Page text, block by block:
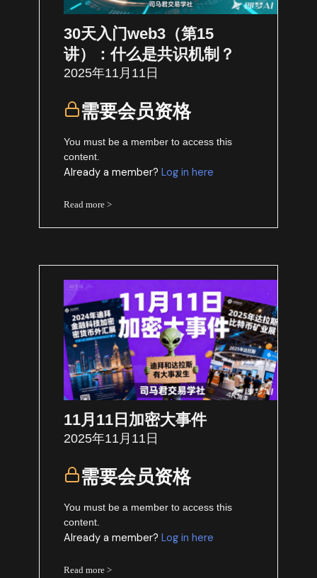
30天入门web3（第15
讲）：什么是共识机制？
2025年11月11日
需要会员资格
You must be a member to access this
content.
Already a member?Log in here
Read more >
11月11日加密大事件
2025年11月11日
需要会员资格
You must be a member to access this
content.
Already a member?Log in here
Read more >